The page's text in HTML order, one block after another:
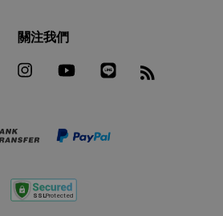
關注我們
Pinterest Instagram YouTube